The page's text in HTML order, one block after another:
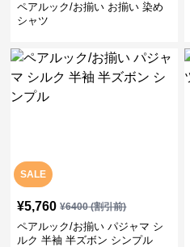
ペアルック/お揃い お揃い 染め
シャツ
SALE
¥5,760 ¥6400(割引前)
ペアルック/お揃い パジャマ シ
ルク 半袖 半ズボン シンプル